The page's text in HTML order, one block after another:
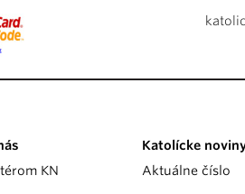
KN
Katolícke
Aktuálne číslo